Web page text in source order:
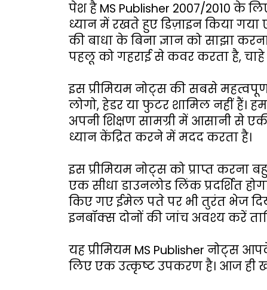
पेश है MS Publisher 2007/2010 के
ध्यान में रखते हुए डिज़ाइन किया गया
की बाधा के बिना ज्ञान को साझा
पहलू को गहराई से कवर करता है, चाहे
इस प्रीमियम नोट्स की सबसे
लोगो, हेडर या फुटर शामिल नहीं हैं।
अपनी शिक्षण सामग्री में आसानी से
ध्यान केंद्रित करने में मदद करता है।
इस प्रीमियम नोट्स को प्राप्त
एक सीधा डाउनलोड लिंक प्रदर्शित
किए गए ईमेल पते पर भी तुरंत भेज
इनबॉक्स दोनों की जांच अवश्य करें
यह प्रीमियम MS Publisher नोट्स
लिए एक उत्कृष्ट उपकरण है। आज ही